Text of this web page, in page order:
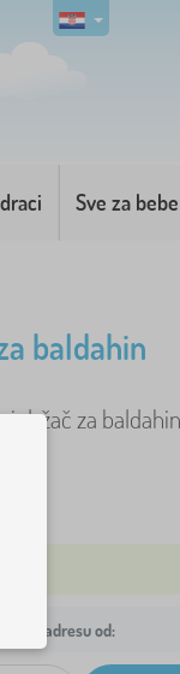
Sve za bebe
baldahin
držač za
vašu adresu od: